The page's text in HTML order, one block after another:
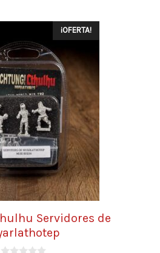
¡OFERTA!
Servidores de